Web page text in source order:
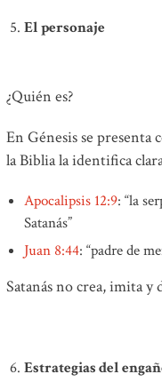
El personaje
¿Quién es?
En Génesis se presenta
la Biblia la identifica
Apocalipsis 12:9: “la
Satanás”
Juan 8:44: “padre de
Satanás no crea, imita y
Estrategias del